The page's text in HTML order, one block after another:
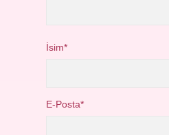
İsim*
E-Posta*